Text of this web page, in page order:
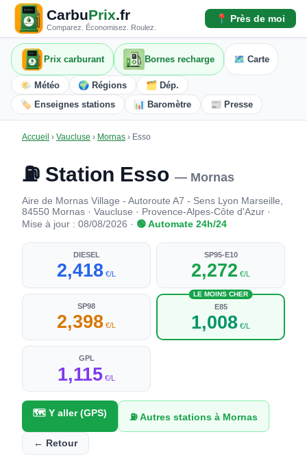
CarbuPrix.fr
Comparez. Économisez. Roulez.
📍 Près de moi
Prix carburant Bornes recharge 🗺️ Carte
🌤️ Météo 🌍 Régions
🗂️ Dép.
🏷️ Enseignes stations
📊 Baromètre 📰 Presse
Accueil › Vaucluse › Mornas › Esso
⛽ Station Esso — Mornas
Aire de Mornas Village - Autoroute A7 - Sens Lyon Marseille,
84550 Mornas · Vaucluse · Provence-Alpes-Côte d'Azur ·
Mise à jour : 08/08/2026 · 🟢 Automate 24h/24
DIESEL
2,418 €/L
SP95-E10
2,272 €/L
SP98
2,398 €/L
LE MOINS CHER
E85
1,008 €/L
GPL
1,115 €/L
🗺️ Y aller (GPS) ⛽ Autres stations à Mornas
← Retour